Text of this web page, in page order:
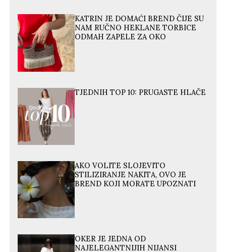
KATRIN JE DOMAĆI BREND ČIJE SU
NAM RUČNO HEKLANE TORBICE
ODMAH ZAPELE ZA OKO
TJEDNIH TOP 10: PRUGASTE HLAČE
AKO VOLITE SLOJEVITO
STILIZIRANJE NAKITA, OVO JE
BREND KOJI MORATE UPOZNATI
OKER JE JEDNA OD
NAJELEGANTNIJIH NIJANSI